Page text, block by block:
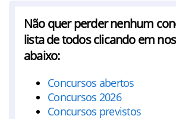
Não quer perder nenhum
lista de todos clicando em
abaixo:
Concursos abertos
Concursos 2026
Concursos previstos